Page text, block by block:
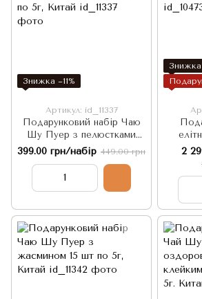
Знижка −11%
Артикул: id_11337
Подарунковий набір Чаю
Шу Пуер з пелюстками
троянди 15 шт по 5г, Китай
399.00 грн/набір 449.00 грн
Знижка
2